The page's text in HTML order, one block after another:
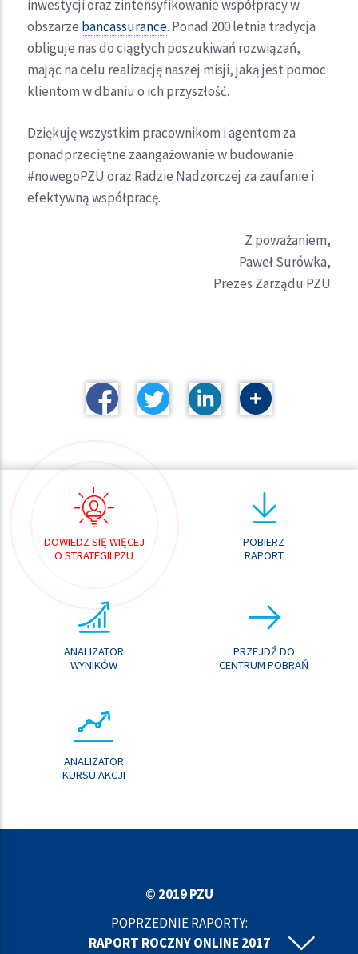
inwestycji oraz zintensyfikowanie współpracy w
obszarze bancassurance. Ponad 200 letnia tradycja
obliguje nas do ciągłych poszukiwań rozwiązań,
mając na celu realizację naszej misji, jaką jest pomoc
klientom w dbaniu o ich przyszłość.
Dziękuję wszystkim pracownikom i agentom za
ponadprzeciętne zaangażowanie w budowanie
#nowegoPZU oraz Radzie Nadzorczej za zaufanie i
efektywną współpracę.
Z poważaniem,
Paweł Surówka,
Prezes Zarządu PZU
DOWIEDZ SIĘ WIĘCEJ
O STRATEGII PZU
POBIERZ
RAPORT
ANALIZATOR
WYNIKÓW
PRZEJDŹ DO
CENTRUM POBRAŃ
ANALIZATOR
KURSU AKCJI
© 2019 PZU
POPRZEDNIE RAPORTY:
RAPORT ROCZNY ONLINE 2017